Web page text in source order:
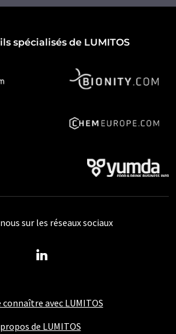
spécialisés de LUMITOS
connaître avec LUMITOS
de LUMITOS
sur les réseaux sociaux